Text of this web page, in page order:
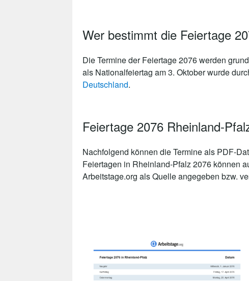
Wer bestimmt die Feiertage
Die Termine der Feiertage 2076 werden
als Nationalfeiertag am 3. Oktober wurde
Deutschland.
Feiertage 2076 Rheinland-
Nachfolgend können die Termine als PDF-
Feiertagen in Rheinland-Pfalz 2076 können
Arbeitstage.org als Quelle angegeben bzw.